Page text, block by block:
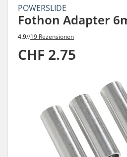
POWERSLIDE
Fothon Adapter
4.9//19 Rezensionen
CHF 2.75